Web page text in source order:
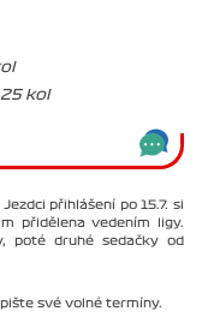
25 kol
přihlášení po 15.7. si
přidělena vedením ligy.
poté druhé sedačky od
své volné termíny.